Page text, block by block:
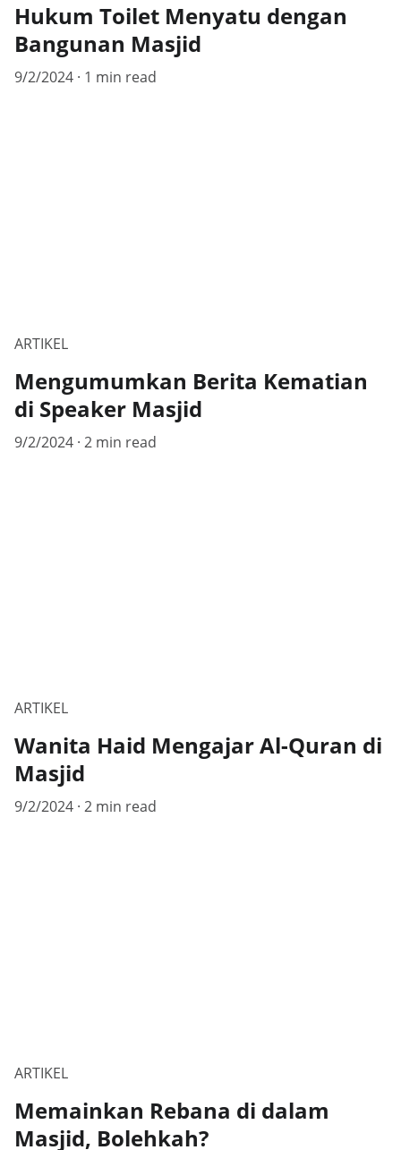
Hukum Toilet Menyatu dengan
Bangunan Masjid
9/2/2024 1 min read
ARTIKEL
Mengumumkan Berita Kematian
di Speaker Masjid
9/2/2024 2 min read
ARTIKEL
Wanita Haid Mengajar Al-Quran di
Masjid
9/2/2024 2 min read
ARTIKEL
Memainkan Rebana di dalam
Masjid, Bolehkah?